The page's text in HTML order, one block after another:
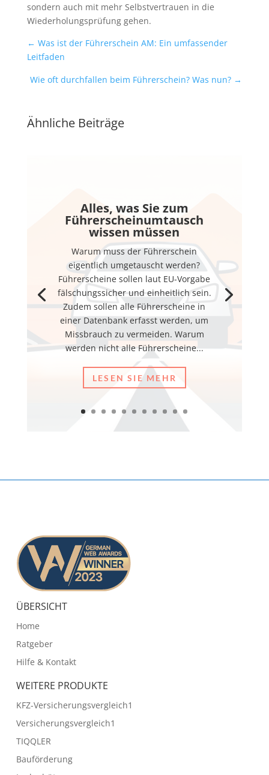
sondern auch mit mehr Selbstvertrauen in die
Wiederholungsprüfung gehen.
← Was ist der Führerschein AM: Ein umfassender
Leitfaden
Wie oft durchfallen beim Führerschein? Was nun? →
Ähnliche Beiträge
Alles, was Sie zum
Führerscheinumtausch
wissen müssen
Warum muss der Führerschein
eigentlich umgetauscht werden?
Führerscheine sollen laut EU-Vorgabe
fälschungssicher und einheitlich sein.
Zudem sollen alle Führerscheine in
einer Datenbank erfasst werden, um
Missbrauch zu vermeiden. Warum
werden nicht alle Führerscheine...
LESEN SIE MEHR
ÜBERSICHT
Home
Ratgeber
Hilfe & Kontakt
WEITERE PRODUKTE
KFZ-Versicherungsvergleich1
Versicherungsvergleich1
TIQQLER
Bauförderung